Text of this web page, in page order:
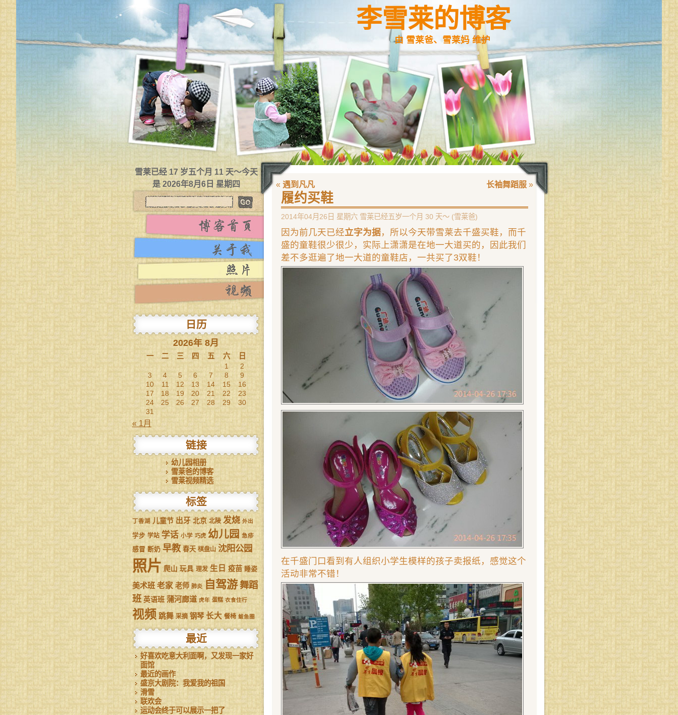
李雪莱的博客
由 雪莱爸、雪莱妈 维护
雪莱已经 17 岁五个月 11 天～今天
是 2026年8月6日 星期四
日历
2026年 8月
一 二 三 四 五 六
日
1
2
3
4 5 6 7 8
9
10
11 12 13 14 15
16
17
18 19 20 21 22
23
24
25 26 27 28 29
30
31
« 1月
链接
幼儿园相册
雪莱爸的博客
雪莱视频精选
标签
丁香湖 儿童节 出牙 北京 北陵 发烧 外出
学步 学站 学话 小学 巧虎 幼儿园 急疹
感冒 断奶 早教 春天 棋盘山 沈阳公园
照片 爬山 玩具 理发 生日 疫苗 睡姿
美术班 老家 老师 肺炎 自驾游舞蹈
班 英语班 蒲河廊道 虎年 蛋糕 衣食住行
视频 跳舞 采摘 钢琴 长大 餐椅 鲅鱼圈
最近
好喜欢吃意大利面啊，又发现一家好
面馆
最近的画作
盛京大剧院：我爱我的祖国
滑雪
联欢会
运动会终于可以展示一把了
« 遇到凡凡 长袖舞蹈服 »
履约买鞋
2014年04月26日 星期六 雪莱已经五岁一个月 30 天～ (雪莱爸)
因为前几天已经立字为据，所以今天带雪莱去千盛买鞋，而千
盛的童鞋很少很少，实际上潇潇是在地一大道买的，因此我们
差不多逛遍了地一大道的童鞋店，一共买了3双鞋！
在千盛门口看到有人组织小学生模样的孩子卖报纸，感觉这个
活动非常不错！